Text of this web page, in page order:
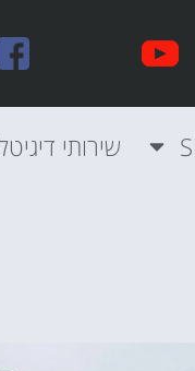
שירותי